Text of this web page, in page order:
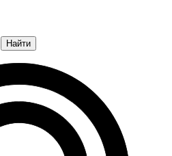
Найти